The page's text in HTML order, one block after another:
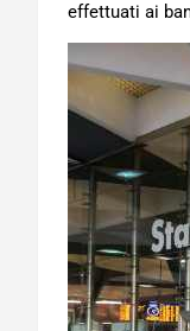
effettuati ai